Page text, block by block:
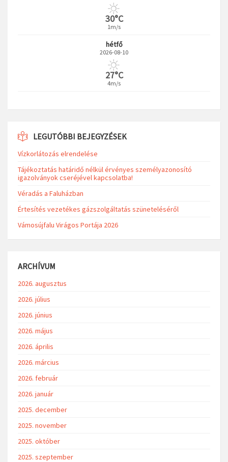
30°C
1m/s
hétfő
2026-08-10
27°C
4m/s
LEGUTÓBBI BEJEGYZÉSEK
Vízkorlátozás elrendelése
Tájékoztatás határidő nélkül érvényes személyazonosító
igazolványok cseréjével kapcsolatba!
Véradás a Faluházban
Értesítés vezetékes gázszolgáltatás szüneteléséről
Vámosújfalu Virágos Portája 2026
ARCHÍVUM
2026. augusztus
2026. július
2026. június
2026. május
2026. április
2026. március
2026. február
2026. január
2025. december
2025. november
2025. október
2025. szeptember